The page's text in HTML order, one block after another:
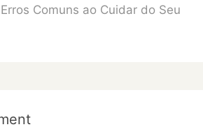
Comuns ao Cuidar do Seu